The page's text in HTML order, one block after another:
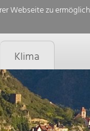
Webseite zu
Klima